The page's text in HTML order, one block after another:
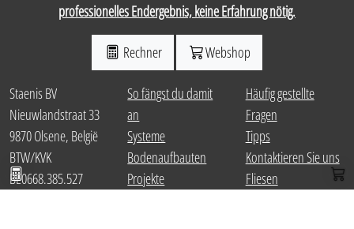
Paket berechnen
professionelles Endergebnis, keine Erfahrung nötig.
Rechner Webshop
Staenis BV
Nieuwlandstraat 33
9870 Olsene, België
BTW/KVK
BE0668.385.527
So fängst du damit
an
Systeme
Bodenaufbauten
Projekte
Häufig gestellte
Fragen
Tipps
Kontaktieren Sie uns
Fliesen